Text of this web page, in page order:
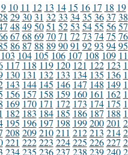
9 10 11 12 13 14 15 16 17 18 19
29 30 31 32 33 34 35 36 37 38
48 49 50 51 52 53 54 55 56 57
67 68 69 70 71 72 73 74 75 76
86 87 88 89 90 91 92 93 94 95
103 104 105 106 107 108 109
117 118 119 120 121 122 123
130 131 132 133 134 135 136
143 144 145 146 147 148 149
156 157 158 159 160 161 162
169 170 171 172 173 174 175
182 183 184 185 186 187 188
195 196 197 198 199 200 201
208 209 210 211 212 213 214
221 222 223 224 225 226 227
234 235 236 237 238 239 240